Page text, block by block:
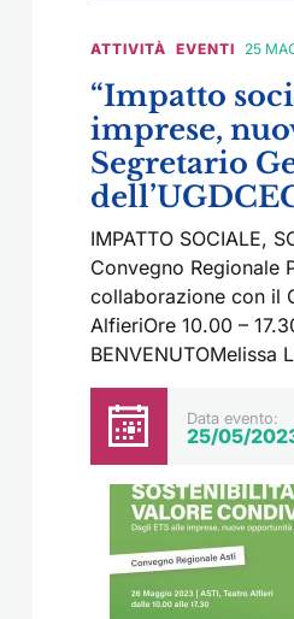
ATTIVITÀ EVENTI 25
“Impatto
imprese,
Segretario
IMPATTO SOCIALE,
Convegno Regionale
collaborazione con il
AlfieriOre 10.00 –
BENVENUTOMelissa
Data evento:
25/05/